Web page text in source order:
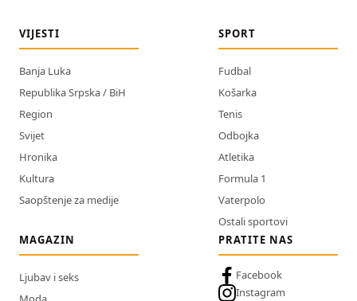
VIJESTI
Banja Luka
Republika Srpska / BiH
Region
Svijet
Hronika
Kultura
Saopštenje za medije
SPORT
Fudbal
Košarka
Tenis
Odbojka
Atletika
Formula 1
Vaterpolo
Ostali sportovi
MAGAZIN
Ljubav i seks
PRATITE NAS
Facebook
Instagram